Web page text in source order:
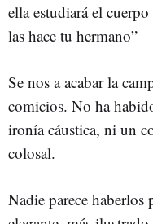
ella estudiará el
las hace tu hermano”
Se nos a acabar la
comicios. No ha
ironía cáustica, ni un
colosal.
Nadie parece haberlos